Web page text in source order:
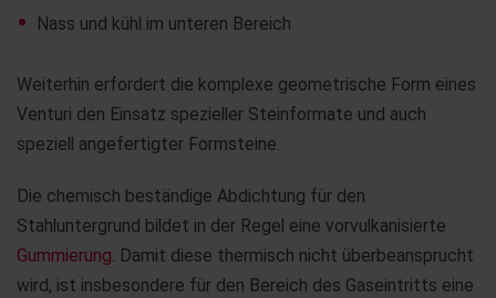
Nass und kühl im unteren Bereich
Weiterhin erfordert die komplexe geometrische Form eines
Venturi den Einsatz spezieller Steinformate und auch
speziell angefertigter Formsteine.
Die chemisch beständige Abdichtung für den
Stahluntergrund bildet in der Regel eine vorvulkanisierte
Gummierung. Damit diese thermisch nicht überbeansprucht
wird, ist insbesondere für den Bereich des Gaseintritts eine